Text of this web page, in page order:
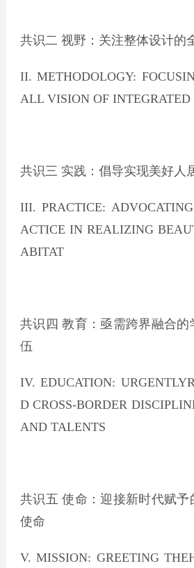
共识二 视野：关注整体设计的
II. METHODOLOGY:
ALL VISION OF INTEGRATED
共识三 实践：倡导实现美好人
III. PRACTICE:
ACTICE IN REALIZING
ABITAT
共识四 教育：亟需跨界融合的
伍
IV. EDUCATION:
D CROSS-BORDER
AND TALENTS
共识五 使命：迎接新时代赋
使命
V. MISSION: GREETING